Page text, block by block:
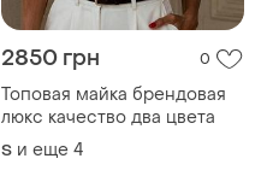
2850 грн 0
Топовая майка брендовая
люкс качество два цвета
S и еще 4